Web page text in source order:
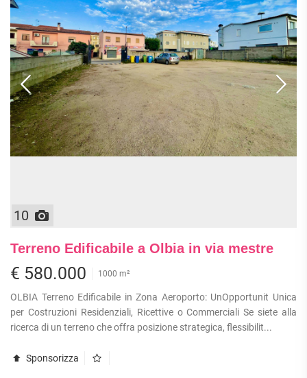
VILLE
STANZE
RUSTICI E
CASALI
APPARTAMENTI
VICINO
ALLA
METROPOLITANA
VILLETTE
A
SCHIERA
10
Terreno Edificabile a Olbia in via mestre
€ 580.000 1000 m²
OLBIA Terreno Edificabile in Zona Aeroporto: UnOpportunit Unica
per Costruzioni Residenziali, Ricettive o Commerciali Se siete alla
ricerca di un terreno che offra posizione strategica, flessibilit...
Sponsorizza